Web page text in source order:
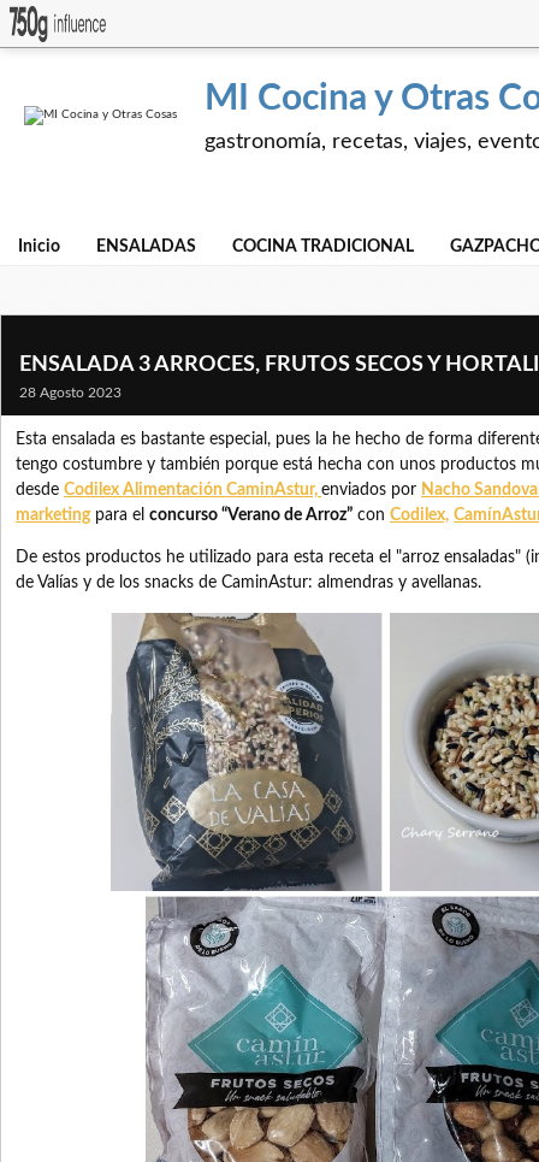
MI Cocina y Otras
gastronomía, recetas, viajes,
Inicio ENSALADAS COCINA TRADICIONAL
ENSALADA 3 ARROCES, FRUTOS SECOS Y
28 Agosto 2023
Esta ensalada es bastante especial, pues la he hecho de forma
tengo costumbre y también porque está hecha con unos productos
desde Codilex Alimentación CaminAstur, enviados por Nacho
marketingpara el concurso “Verano de Arroz” con Codilex,
De estos productos he utilizado para esta receta el "arroz ensaladas"
de Valías y de los snacks de CaminAstur: almendras y avellanas.